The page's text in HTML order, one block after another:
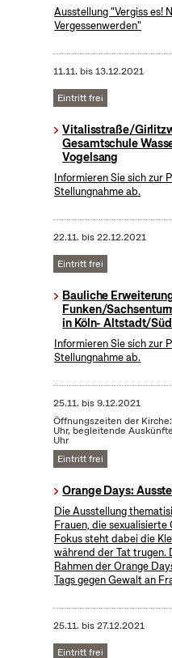
Ausstellung "Vergiss es!
Vergessenwerden"
11.11. bis13.12.2021
Eintritt frei
Vitalisstraße/
Gesamtschule
Vogelsang
Informieren Sie sich zur
Stellungnahme ab.
22.11. bis22.12.2021
Eintritt frei
Bauliche
Funken/
in Köln- Altstadt/Süd
Informieren Sie sich zur
Stellungnahme ab.
25.11. bis9.12.2021
Öffnungszeiten der
Uhr, begleitende
Uhr
Eintritt frei
Orange Days:
Die Ausstellung
Frauen, die
Fokus steht dabei die
während der Tat trugen.
Rahmen der Orange
Tags gegen Gewalt an
25.11. bis27.12.2021
Eintritt frei